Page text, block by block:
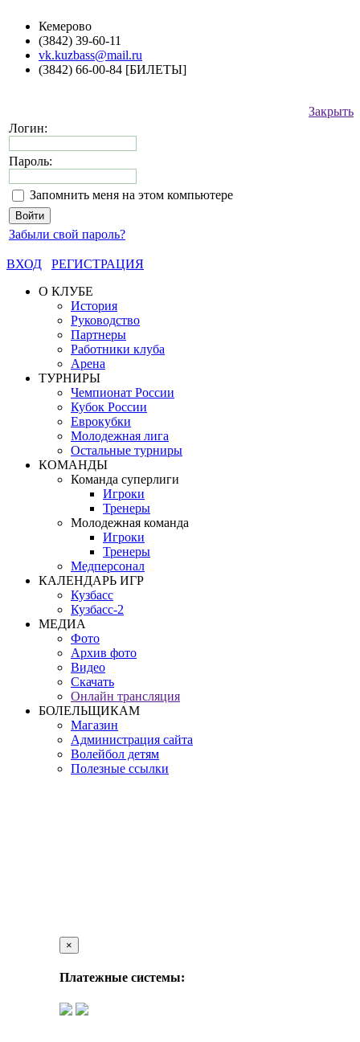
Кемерово
(3842) 39-60-11
vk.kuzbass@mail.ru
(3842) 66-00-84 [БИЛЕТЫ]
Закрыть
Логин:
Пароль:
Запомнить меня на этом компьютере
Забыли свой пароль?
ВХОД
РЕГИСТРАЦИЯ
О КЛУБЕ
История
Руководство
Партнеры
Работники клуба
Арена
ТУРНИРЫ
Чемпионат России
Кубок России
Еврокубки
Молодежная лига
Остальные турниры
КОМАНДЫ
Команда суперлиги
Игроки
Тренеры
Молодежная команда
Игроки
Тренеры
Медперсонал
КАЛЕНДАРЬ ИГР
Кузбасс
Кузбасс-2
МЕДИА
Фото
Архив фото
Видео
Скачать
Онлайн трансляция
БОЛЕЛЬЩИКАМ
Магазин
Администрация сайта
Волейбол детям
Полезные ссылки
×
Платежные системы: